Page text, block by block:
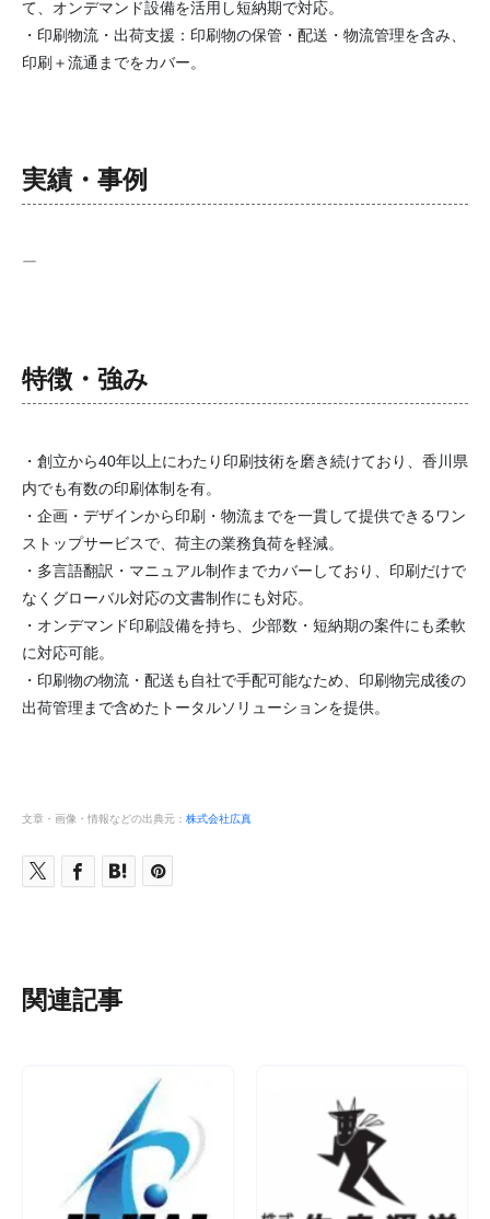
て、オンデマンド設備を活用し短納期で対応。
・印刷物流・出荷支援：印刷物の保管・配送・物流管理を含み、
印刷＋流通までをカバー。
実績・事例
ー
特徴・強み
・創立から40年以上にわたり印刷技術を磨き続けており、香川県
内でも有数の印刷体制を有。
・企画・デザインから印刷・物流までを一貫して提供できるワン
ストップサービスで、荷主の業務負荷を軽減。
・多言語翻訳・マニュアル制作までカバーしており、印刷だけで
なくグローバル対応の文書制作にも対応。
・オンデマンド印刷設備を持ち、少部数・短納期の案件にも柔軟
に対応可能。
・印刷物の物流・配送も自社で手配可能なため、印刷物完成後の
出荷管理まで含めたトータルソリューションを提供。
文章・画像・情報などの出典元： 株式会社広真
関連記事